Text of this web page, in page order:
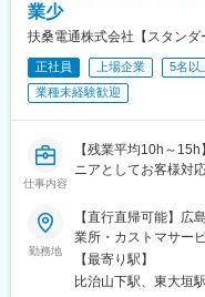
部署の目標達成に向
す。
・日中に集中的にア
宅することができてま
・当社は無垢材をふ
建てられると評判を
・年間の平均実績は
です。新卒社員も入
手・未経験でも受注
■当社の特徴：
業少
扶桑電通株式会社【スタンダ
正社員 上場企業 5名以
業種未経験歓迎
仕事内容
【残業平均10h～
ニアとしてお客様対
勤務地
【直行直帰可能】広
業所・カストマサー
い県の支店勤務とな
フィールド業務のた
【最寄り駅】
比治山下駅、東大垣